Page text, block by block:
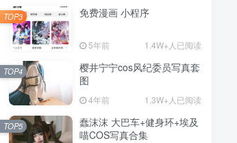
免费漫画 小程序
5年前 1.4W+人已阅读
TOP3
樱井宁宁cos风纪委员写真套
图
4年前 1.3W+人已阅读
TOP4
蠢沫沫 大巴车+健身环+埃及
喵COS写真合集
TOP5